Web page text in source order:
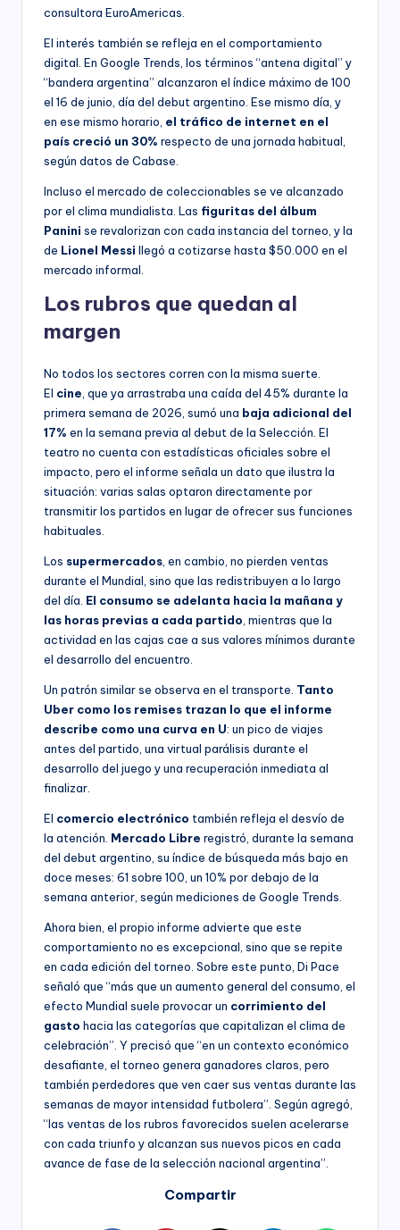
consultora EuroAmericas.
El interés también se refleja en el comportamiento
digital. En Google Trends, los términos “antena digital” y
“bandera argentina” alcanzaron el índice máximo de 100
el 16 de junio, día del debut argentino. Ese mismo día, y
en ese mismo horario, el tráfico de internet en el
país creció un 30% respecto de una jornada habitual,
según datos de Cabase.
Incluso el mercado de coleccionables se ve alcanzado
por el clima mundialista. Las figuritas del álbum
Panini se revalorizan con cada instancia del torneo, y la
de Lionel Messi llegó a cotizarse hasta $50.000 en el
mercado informal.
Los rubros que quedan al
margen
No todos los sectores corren con la misma suerte.
El cine , que ya arrastraba una caída del 45% durante la
primera semana de 2026, sumó una baja adicional del
17% en la semana previa al debut de la Selección. El
teatro no cuenta con estadísticas oficiales sobre el
impacto, pero el informe señala un dato que ilustra la
situación: varias salas optaron directamente por
transmitir los partidos en lugar de ofrecer sus funciones
habituales.
Los supermercados , en cambio, no pierden ventas
durante el Mundial, sino que las redistribuyen a lo largo
del día. El consumo se adelanta hacia la mañana y
las horas previas a cada partido , mientras que la
actividad en las cajas cae a sus valores mínimos durante
el desarrollo del encuentro.
Un patrón similar se observa en el transporte. Tanto
Uber como los remises trazan lo que el informe
describe como una curva en U: un pico de viajes
antes del partido, una virtual parálisis durante el
desarrollo del juego y una recuperación inmediata al
finalizar.
El comercio electrónico también refleja el desvío de
la atención. Mercado Libre registró, durante la semana
del debut argentino, su índice de búsqueda más bajo en
doce meses: 61 sobre 100, un 10% por debajo de la
semana anterior, según mediciones de Google Trends.
Ahora bien, el propio informe advierte que este
comportamiento no es excepcional, sino que se repite
en cada edición del torneo. Sobre este punto, Di Pace
señaló que “más que un aumento general del consumo, el
efecto Mundial suele provocar un corrimiento del
gasto hacia las categorías que capitalizan el clima de
celebración”. Y precisó que “en un contexto económico
desafiante, el torneo genera ganadores claros, pero
también perdedores que ven caer sus ventas durante las
semanas de mayor intensidad futbolera”. Según agregó,
“las ventas de los rubros favorecidos suelen acelerarse
con cada triunfo y alcanzan sus nuevos picos en cada
avance de fase de la selección nacional argentina”.
Compartir